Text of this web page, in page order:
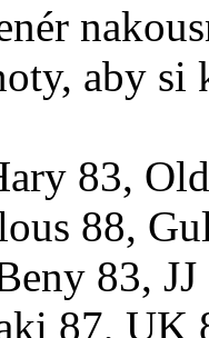
aby si
83,
88,
83,
87,